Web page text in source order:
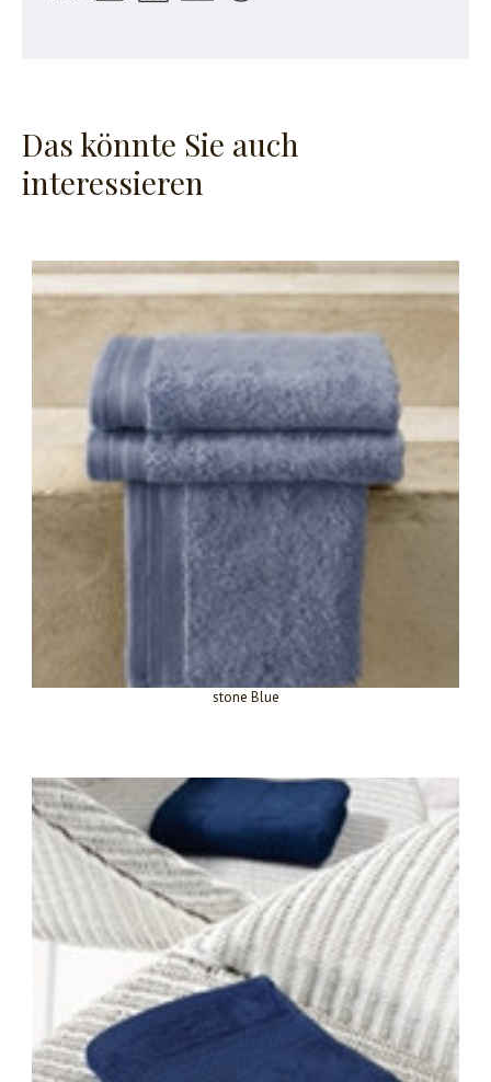
Das könnte Sie auch
interessieren
stone Blue